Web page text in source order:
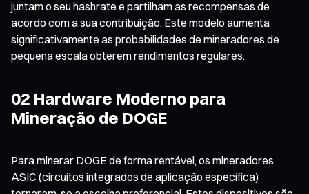
juntam o seu hashrate e partilham as recompensas de
acordo com a sua contribuição. Este modelo aumenta
significativamente as probabilidades de mineradores de
pequena escala obterem rendimentos regulares.
02 Hardware Moderno para
Mineração de DOGE
Para minerar DOGE de forma rentável, os mineradores
ASIC (circuitos integrados de aplicação específica)